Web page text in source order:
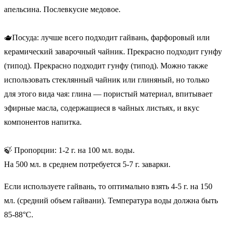
апельсина. Послевкусие медовое.
🫖Посуда: лучше всего подходит гайвань, фарфоровый или
керамический заварочный чайник. Прекрасно подходит гунфу
(типод). Прекрасно подходит гунфу (типод). Можно также
использовать стеклянный чайник или глиняный, но только
для этого вида чая: глина — пористый материал, впитывает
эфирные масла, содержащиеся в чайных листьях, и вкус
компонентов напитка.
🍃 Пропорции: 1-2 г. на 100 мл. воды.
На 500 мл. в среднем потребуется 5-7 г. заварки.
Если используете гайвань, то оптимально взять 4-5 г. на 150
мл. (средний объем гайвани). Температура воды должна быть
85-88°C.